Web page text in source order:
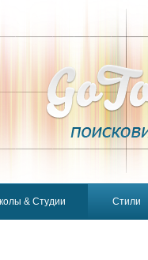
& Студии Стили